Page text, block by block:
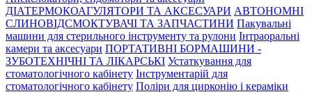
ДІАТЕРМОКОАГУЛЯТОРИ ТА АКСЕСУАРИ АВТОНОМНІ
СЛИНОВІДСМОКТУВАЧІ ТА ЗАПЧАСТИНИ Пакувальні
машини для стерильного інструменту та рулони Інтраоральні
камери та аксесуари ПОРТАТИВНІ БОРМАШИНИ -
ЗУБОТЕХНІЧНІ ТА ЛІКАРСЬКІ Устаткування для
стоматологічного кабінету Інструментарій для
стоматологічного кабінету Поліри для цирконію і кераміки